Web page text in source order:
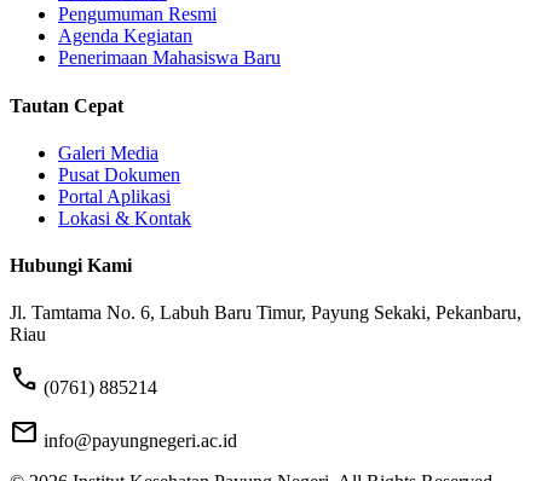
Pengumuman Resmi
Agenda Kegiatan
Penerimaan Mahasiswa Baru
Tautan Cepat
Galeri Media
Pusat Dokumen
Portal Aplikasi
Lokasi & Kontak
Hubungi Kami
Jl. Tamtama No. 6, Labuh Baru Timur, Payung Sekaki, Pekanbaru,
Riau
phone (0761) 885214
mail info@payungnegeri.ac.id